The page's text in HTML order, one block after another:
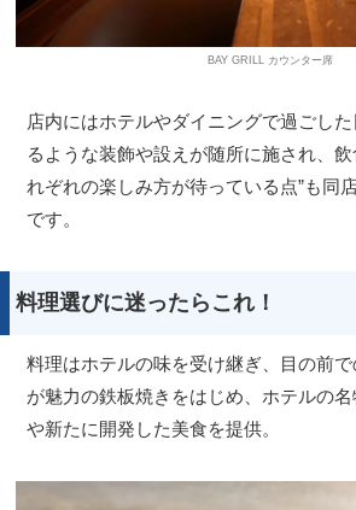
BAY GRILL カウンター席
店内にはホテルやダイニングで過ごし
るような装飾や設えが随所に施され、
れぞれの楽しみ方が待っている点”も同
です。
料理選びに迷ったらこれ！
料理はホテルの味を受け継ぎ、目の前
が魅力の鉄板焼きをはじめ、ホテルの
や新たに開発した美食を提供。